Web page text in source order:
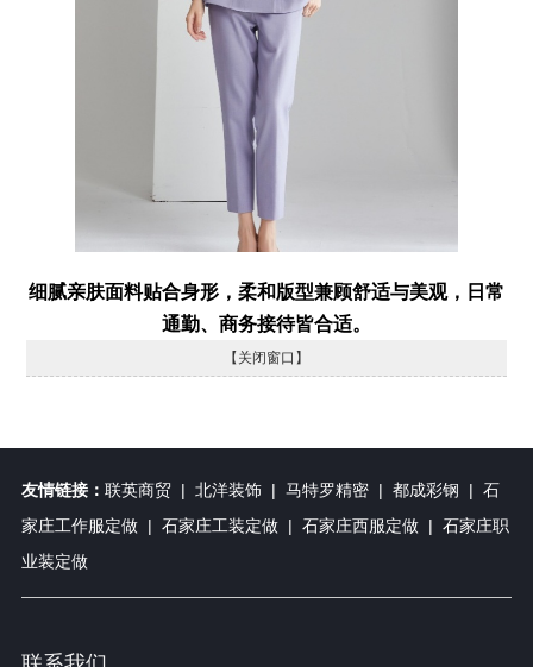
细腻亲肤面料贴合身形，柔和版型兼顾舒适与美观，日常
通勤、商务接待皆合适。
【关闭窗口】
友情链接： 联英商贸| 北洋装饰| 马特罗精密| 都成彩钢 | 石
家庄工作服定做| 石家庄工装定做| 石家庄西服定做| 石家庄职
业装定做